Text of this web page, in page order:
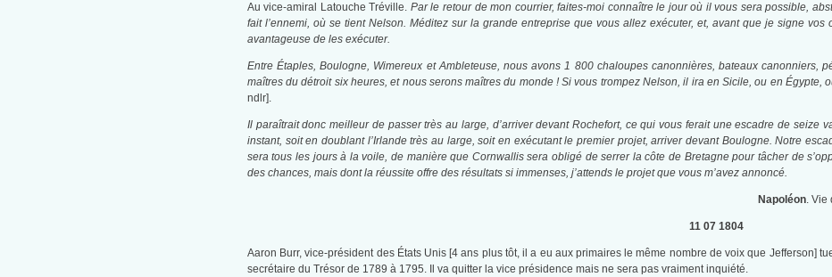
Au vice-amiral Latouche Tréville. Par le retour de mon courrier, faites-moi connaître le jour où il vous sera possible,
fait l’ennemi, où se tient Nelson. Méditez sur la grande entreprise que vous allez exécuter, et, avant que je signe
avantageuse de les exécuter.
Entre Étaples, Boulogne, Wimereux et Ambleteuse, nous avons 1 800 chaloupes canonnières, bateaux canonniers,
maîtres du détroit six heures, et nous serons maîtres du monde ! Si vous trompez Nelson, il ira en Sicile, ou en Égypte,
ndlr].
Il paraîtrait donc meilleur de passer très au large, d’arriver devant Rochefort, ce qui vous ferait une escadre de seize
instant, soit en doublant l’Irlande très au large, soit en exécutant le premier projet, arriver devant Boulogne. Notre
sera tous les jours à la voile, de manière que Cornwallis sera obligé de serrer la côte de Bretagne pour tâcher de
des chances, mais dont la réussite offre des résultats si immenses, j’attends le projet que vous m’avez annoncé.
Napoléon. Vie
11 07 1804
Aaron Burr, vice-président des États Unis [4 ans plus tôt, il a eu aux primaires le même nombre de voix que Jefferson]
secrétaire du Trésor de 1789 à 1795. Il va quitter la vice présidence mais ne sera pas vraiment inquiété.